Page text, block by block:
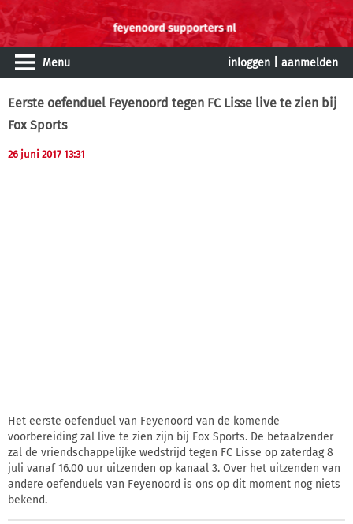
Menu inloggen aanmelden
Eerste oefenduel Feyenoord tegen FC Lisse live te zien bij
Fox Sports
26 juni 2017 13:31
Het eerste oefenduel van Feyenoord van de komende
voorbereiding zal live te zien zijn bij Fox Sports. De betaalzender
zal de vriendschappelijke wedstrijd tegen FC Lisse op zaterdag 8
juli vanaf 16.00 uur uitzenden op kanaal 3. Over het uitzenden van
andere oefenduels van Feyenoord is ons op dit moment nog niets
bekend.